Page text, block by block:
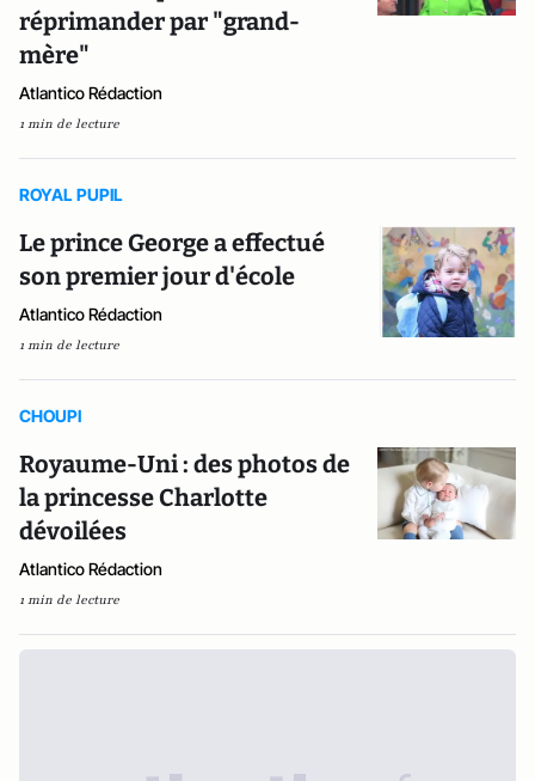
réprimander par "grand-
mère"
Atlantico Rédaction
1 min de lecture
ROYAL PUPIL
Le prince George a effectué
son premier jour d'école
Atlantico Rédaction
1 min de lecture
CHOUPI
Royaume-Uni : des photos de
la princesse Charlotte
dévoilées
Atlantico Rédaction
1 min de lecture